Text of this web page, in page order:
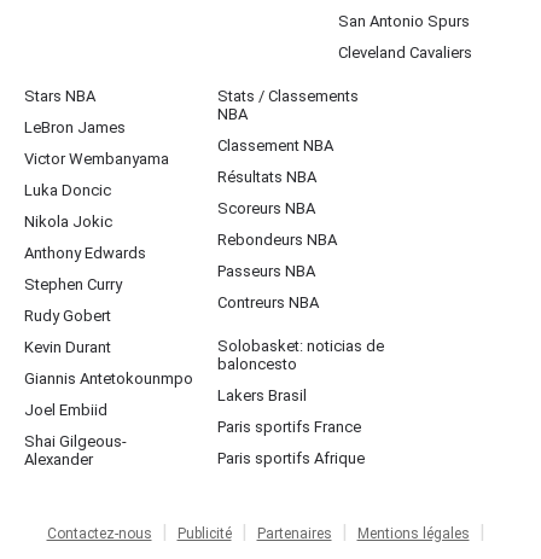
San Antonio Spurs
Cleveland Cavaliers
Stars NBA
LeBron James
Victor Wembanyama
Luka Doncic
Nikola Jokic
Anthony Edwards
Stephen Curry
Rudy Gobert
Kevin Durant
Giannis Antetokounmpo
Joel Embiid
Shai Gilgeous-
Alexander
Stats / Classements
NBA
Classement NBA
Résultats NBA
Scoreurs NBA
Rebondeurs NBA
Passeurs NBA
Contreurs NBA
Solobasket: noticias de
baloncesto
Lakers Brasil
Paris sportifs France
Paris sportifs Afrique
Contactez-nous Publicité Partenaires Mentions légales